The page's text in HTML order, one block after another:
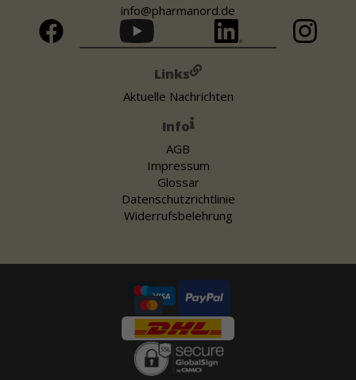
info@pharmanord.de
Links
Aktuelle Nachrichten
Info
AGB
Impressum
Glossar
Datenschutzrichtlinie
Widerrufsbelehrung